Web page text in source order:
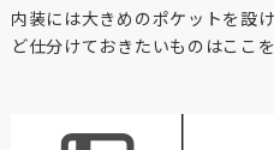
内装には大きめのポケットを設
ど仕分けておきたいものはここ